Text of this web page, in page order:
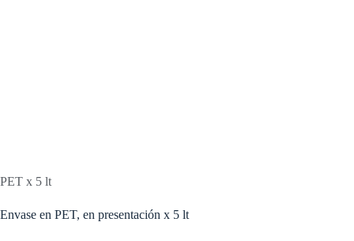
PET x 5 lt
Envase en PET, en presentación x 5 lt